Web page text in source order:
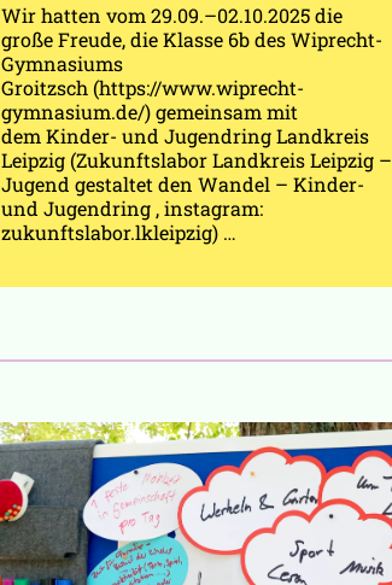
Wir hatten vom 29.09.–02.10.2025 die
große Freude, die Klasse 6b des Wiprecht-
Gymnasiums
Groitzsch (https://www.wiprecht-
gymnasium.de/) gemeinsam mit
dem Kinder- und Jugendring Landkreis
Leipzig (Zukunftslabor Landkreis Leipzig –
Jugend gestaltet den Wandel – Kinder-
und Jugendring , instagram:
zukunftslabor.lkleipzig) …